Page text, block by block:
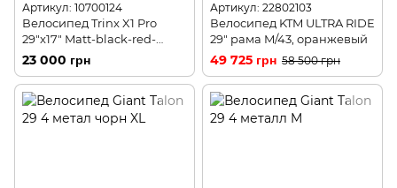
Артикул: 10700124
Велосипед Trinx X1 Pro
29"x17" Matt-black-red-
white
23 000 грн
Артикул: 22802103
Велосипед KTM ULTRA RIDE
29" рама M/43, оранжевый
49 725 грн 58 500 грн